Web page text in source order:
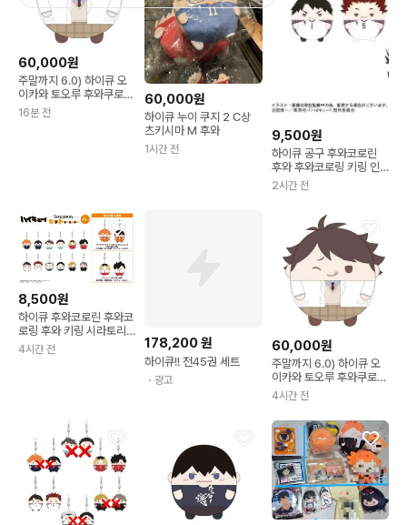
60,000원
주말까지 6.0) 하이큐 오
이카와 토오루 후와쿠로링
m사이즈 일괄
16분 전
60,000원
하이큐 누이 쿠지 2 C상
츠키시마 M 후와
1시간 전
9,500원
하이큐 공구 후와코로린
후와 후와코로링 키링 인
형 소분 공구 판매 원가이
하 양도 구합니다
2시간 전
8,500원
하이큐 후와코로린 후와코
로링 후와 키링 시라토리
자와 공구
4시간 전 178,200원
하이큐!! 전45권 세트
・광고
60,000원
주말까지 6.0) 하이큐 오
이카와 토오루 후와쿠로링
m사이즈 일괄
4시간 전